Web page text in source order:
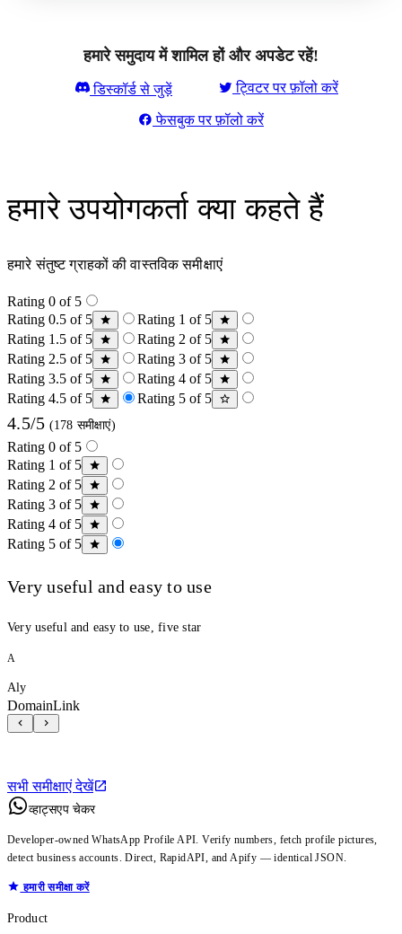
हमारे समुदाय में शामिल हों और अपडेट रहें!
डिस्कॉर्ड से जुड़ें ट्विटर पर फ़ॉलो करें
फेसबुक पर फ़ॉलो करें
हमारे उपयोगकर्ता क्या कहते हैं
हमारे संतुष्ट ग्राहकों की वास्तविक समीक्षाएं
Rating 0 of 5
Rating 0.5 of 5
Rating 1 of 5
Rating 1.5 of 5
Rating 2 of 5
Rating 2.5 of 5
Rating 3 of 5
Rating 3.5 of 5
Rating 4 of 5
Rating 4.5 of 5
Rating 5 of 5
4.5/5 (178 समीक्षाएं)
Rating 0 of 5
Rating 1 of 5
Rating 2 of 5
Rating 3 of 5
Rating 4 of 5
Rating 5 of 5
Very useful and easy to use
Very useful and easy to use, five star
A
Aly
DomainLink
सभी समीक्षाएं देखें
व्हाट्सएप चेकर
Developer-owned WhatsApp Profile API. Verify numbers, fetch profile pictures,
detect business accounts. Direct, RapidAPI, and Apify — identical JSON.
हमारी समीक्षा करें
Product